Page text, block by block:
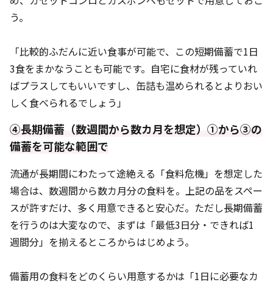
う。
「比較的ふだんに近い食事が可能で、この短期備蓄で1日
3食をまかなうことも可能です。自宅に食材が残っていれ
ばプラスしてもいいですし、缶詰も温められるとよりおい
しく食べられるでしょう」
④長期備蓄（数週間から数カ月を想定）①から③の
備蓄を可能な範囲で
流通が長期間にわたって途絶える「食料危機」を想定した
場合は、数週間から数カ月分の食料を。上記の品をスペー
スが許すだけ、多く用意できると安心だ。ただし長期備蓄
を行うのは大変なので、まずは「最低3日分・できれば1
週間分」を揃えるところからはじめよう。
備蓄用の食料をどのくらい用意するかは「1日に必要なカ